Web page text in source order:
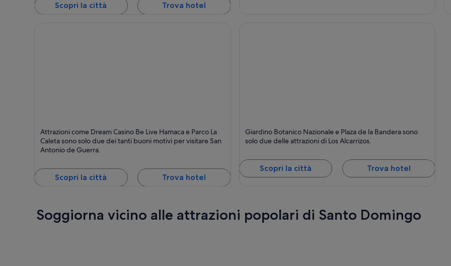
Scopri la città Trova hotel
Attrazioni come Dream Casino Be Live Hamaca e Parco La
Caleta sono solo due dei tanti buoni motivi per visitare San
Antonio de Guerra.
Scopri la città Trova hotel
Giardino Botanico Nazionale e Plaza de la Bandera sono
solo due delle attrazioni di Los Alcarrizos.
Scopri la città Trova hotel
Soggiorna vicino alle attrazioni popolari di Santo Domingo